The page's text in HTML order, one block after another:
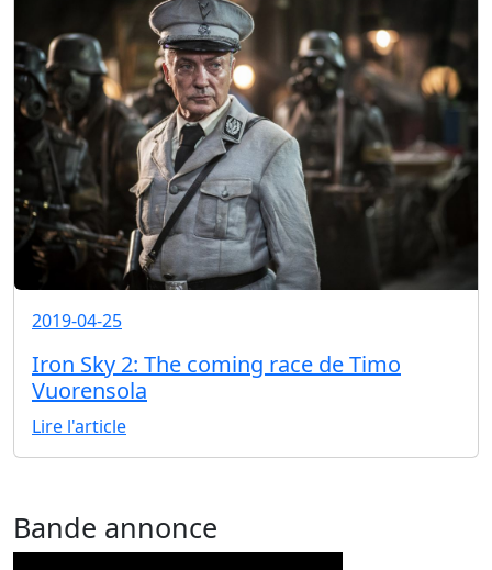
2019-04-25
Iron Sky 2: The coming race de Timo
Vuorensola
Lire l'article
Bande annonce